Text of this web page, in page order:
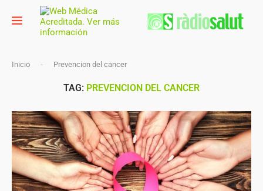
Inicio - Prevencion del cancer
TAG: PREVENCION DEL CANCER